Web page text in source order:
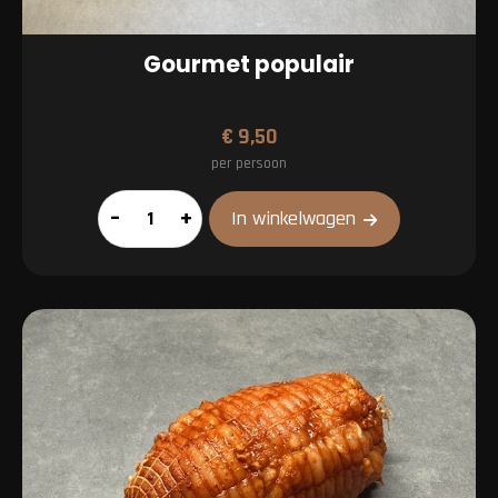
Gourmet populair
€ 9,50
per persoon
Gourmet
populair
– + In winkelwagen